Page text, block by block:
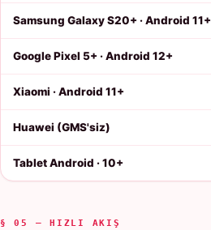
Samsung Galaxy S20+ · Android 11+
Google Pixel 5+ · Android 12+
Xiaomi · Android 11+
Huawei (GMS'siz)
Tablet Android · 10+
§ 05 — HIZLI AKIŞ